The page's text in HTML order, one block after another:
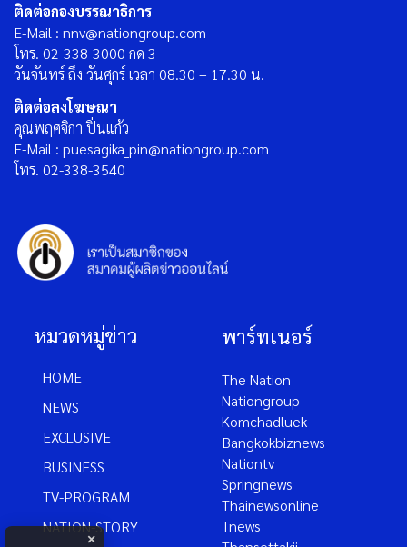
ติดต่อกองบรรณาธิการ
E-Mail : nnv@nationgroup.com
โทร. 02-338-3000 กด 3
วันจันทร์ ถึง วันศุกร์ เวลา 08.30 – 17.30 น.
ติดต่อลงโฆษณา
คุณพฤศจิกา ปิ่นแก้ว
E-Mail : puesagika_pin@nationgroup.com
โทร. 02-338-3540
หมวดหมู่ข่าว
HOME
NEWS
EXCLUSIVE
BUSINESS
TV-PROGRAM
NATION-STORY
พาร์ทเนอร์
The Nation
Nationgroup
Komchadluek
Bangkokbiznews
Nationtv
Springnews
Thainewsonline
Tnews
×